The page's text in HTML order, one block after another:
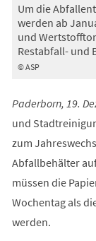
© ASP
Um die
werden ab
und
Restabfall- und
Paderborn, 19.
und
zum
Abfallbehälter
müssen die
Wochentag als
werden.